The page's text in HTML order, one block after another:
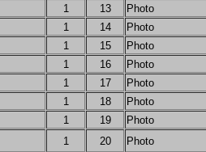
1 13
Photo
1 14
Photo
1 15
Photo
1 16
Photo
1 17
Photo
1 18
Photo
1 19
Photo
1 20
Photo